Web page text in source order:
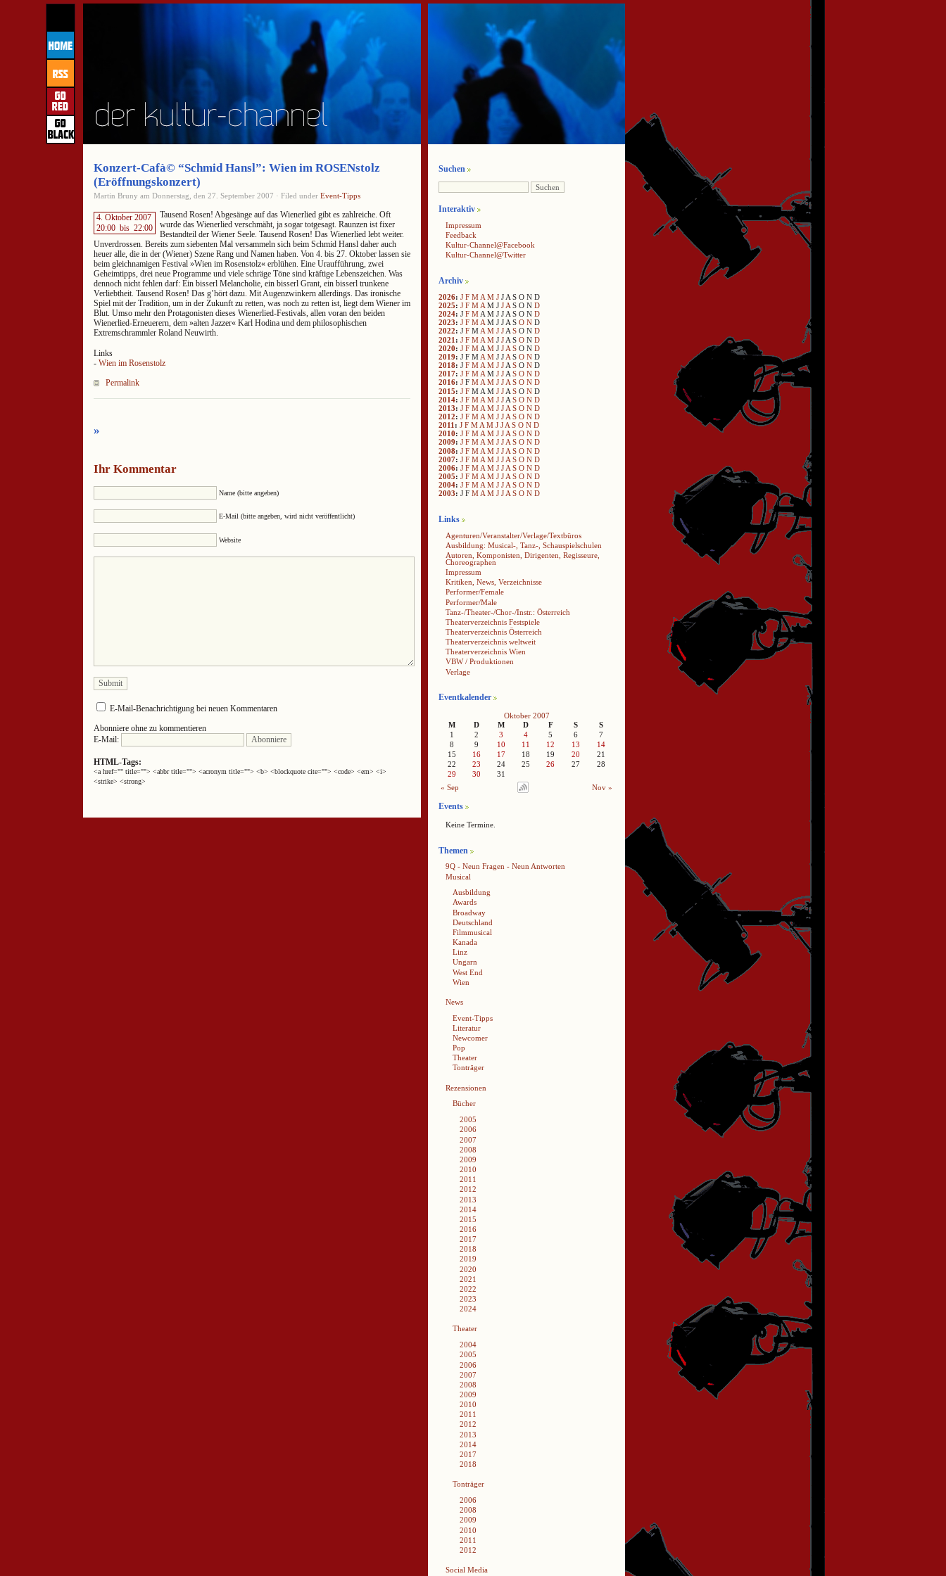
Konzert-Cafà© “Schmid Hansl”: Wien im ROSENstolz
(Eröffnungskonzert)
Martin Bruny am Donnerstag, den 27. September 2007 · Filed under Event-Tipps
4. Oktober 2007
20:00 bis 22:00
Tausend Rosen! Abgesänge auf das Wienerlied gibt es zahlreiche. Oft
wurde das Wienerlied verschmäht, ja sogar totgesagt. Raunzen ist fixer
Bestandteil der Wiener Seele. Tausend Rosen! Das Wienerlied lebt weiter.
Unverdrossen. Bereits zum siebenten Mal versammeln sich beim Schmid Hansl daher auch
heuer alle, die in der (Wiener) Szene Rang und Namen haben. Von 4. bis 27. Oktober lassen sie
beim gleichnamigen Festival »Wien im Rosenstolz« erblühen. Eine Uraufführung, zwei
Geheimtipps, drei neue Programme und viele schräge Töne sind kräftige Lebenszeichen. Was
dennoch nicht fehlen darf: Ein bisserl Melancholie, ein bisserl Grant, ein bisserl trunkene
Verliebtheit. Tausend Rosen! Das g’hört dazu. Mit Augenzwinkern allerdings. Das ironische
Spiel mit der Tradition, um in der Zukunft zu retten, was noch zu retten ist, liegt dem Wiener im
Blut. Umso mehr den Protagonisten dieses Wienerlied-Festivals, allen voran den beiden
Wienerlied-Erneuerern, dem »alten Jazzer« Karl Hodina und dem philosophischen
Extremschrammler Roland Neuwirth.
Links
- Wien im Rosenstolz
Permalink
»
Ihr Kommentar
Name (bitte angeben)
E-Mail (bitte angeben, wird nicht veröffentlicht)
Website
E-Mail-Benachrichtigung bei neuen Kommentaren
Abonniere ohne zu kommentieren
E-Mail:
HTML-Tags:
<a href="" title=""> <abbr title=""> <acronym title=""> <b> <blockquote cite=""> <code> <em> <i>
<strike> <strong>
Suchen
Interaktiv
Impressum
Feedback
Kultur-Channel@Facebook
Kultur-Channel@Twitter
Archiv
2026: J F M A M J J A S O N D
2025: J F M A M J J A S O N D
2024: J F M A M J J A S O N D
2023: J F M A M J J A S O N D
2022: J F MA M J JA S O N D
2021 : J F M A M J J A S O N D
2020: J F M A M J J A S O N D
2019: J F M A M J J A S O N D
2018: J F M A M J J A S O N D
2017: J F M A M J J A S O N D
2016: J F M A M J J A S O N D
2015: J F M A M J J A S O N D
2014: J F M A M J J A S O N D
2013: J F M A M J J A S O N D
2012: J F M A M J J A S O N D
2011 : J F M A M J J A S O N D
2010: J F M A M J J A S O N D
2009: J F MA M J JA S O N D
2008: J F M A M J J A S O N D
2007: J F M A M J J A S O N D
2006: J F M A M J J A S O N D
2005: J F M A M J J A S O N D
2004: J F M A M J J A S O N D
2003: J F M A M J J A S O N D
Links
Agenturen/Veranstalter/Verlage/Textbüros
Ausbildung: Musical-, Tanz-, Schauspielschulen
Autoren, Komponisten, Dirigenten, Regisseure,
Choreographen
Impressum
Kritiken, News, Verzeichnisse
Performer/Female
Performer/Male
Tanz-/Theater-/Chor-/Instr.: Österreich
Theaterverzeichnis Festspiele
Theaterverzeichnis Österreich
Theaterverzeichnis weltweit
Theaterverzeichnis Wien
VBW / Produktionen
Verlage
Eventkalender
Oktober 2007
M
D M D F S
S
1
2 3 4 5 6
7
8
9 10 11 12 13
14
15
16 17 18 19 20
21
22
23 24 25 26 27
28
29
30
31
« Sep
Nov »
Events
Keine Termine.
Themen
9Q - Neun Fragen - Neun Antworten
Musical
Ausbildung
Awards
Broadway
Deutschland
Filmmusical
Kanada
Linz
Ungarn
West End
Wien
News
Event-Tipps
Literatur
Newcomer
Pop
Theater
Tonträger
Rezensionen
Bücher
2005
2006
2007
2008
2009
2010
2011
2012
2013
2014
2015
2016
2017
2018
2019
2020
2021
2022
2023
2024
Theater
2004
2005
2006
2007
2008
2009
2010
2011
2012
2013
2014
2017
2018
Tonträger
2006
2008
2009
2010
2011
2012
Social Media